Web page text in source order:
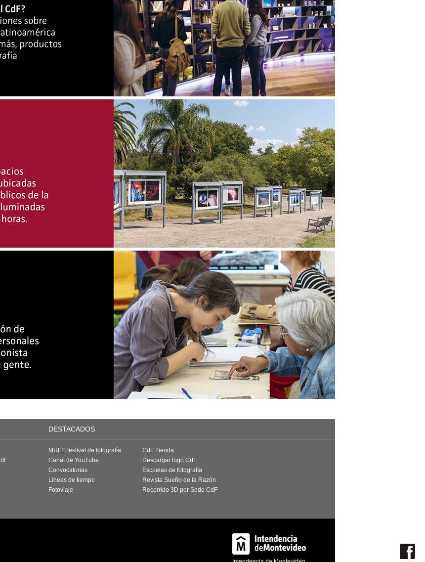
DESTACADOS
MUFF, festival de fotografía
Canal de YouTube
Convocatorias
Líneas de tiempo
Fotoviaje
CdF Tienda
Descargar logo CdF
Escuelas de fotografía
Revista Sueño de la Razón
Recorrido 3D por Sede CdF